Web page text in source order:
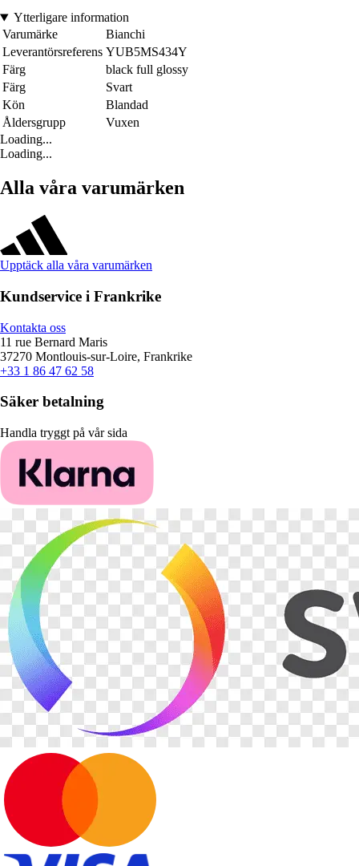
Ytterligare information
Varumärke
Bianchi
Leverantörsreferens YUB5MS434Y
Färg
black full glossy
Färg
Svart
Kön
Blandad
Åldersgrupp
Vuxen
Loading...
Loading...
Alla våra varumärken
Upptäck alla våra varumärken
Kundservice i Frankrike
Kontakta oss
11 rue Bernard Maris
37270 Montlouis-sur-Loire, Frankrike
+33 1 86 47 62 58
Säker betalning
Handla tryggt på vår sida